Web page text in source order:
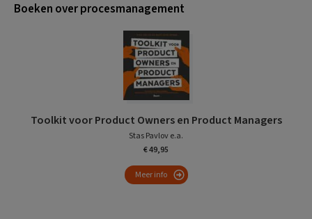
Boeken over procesmanagement
Toolkit voor Product Owners en Product Managers
Stas Pavlov e.a.
€ 49,95
Meer info